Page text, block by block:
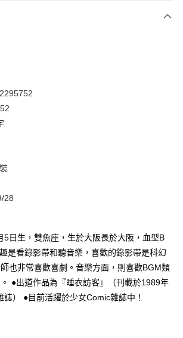
付」】
到商品之後才付款」的支付方式。 讓您購物簡單
、不需綁卡、不需儲值。
，簡訊認證，即可結帳。
服務後，再付款。
帳流程】
先享後付」後，將跳轉至「AFTEE先享後付」
並確認金額後，即可完成結帳。
將收到繳費通知簡訊。
方式進行付款，方視為交易完成。
當下不需立刻繳費，但若您需要取消訂單，請聯絡
家同意取消之訂單仍視為有效，需透過AFTEE先享
先享後付 」之結帳頁面顯示為準，若有關於
取消欲退款等相關疑問，請聯繫「AFTEE先享後付
含以上)免運費
含以上)免運費
含以上)免運費
28
5日生，雙魚座，生於大阪長於大阪，血型B
是看錄影帶和聽音樂，喜歡的錄影帶是科幻
也非常喜歡喜劇。音樂方面，則喜歡BGM類
●出道作品為『睡衣訪客』（刊載於1989年
） ●目前活躍於少女Comic雜誌中！